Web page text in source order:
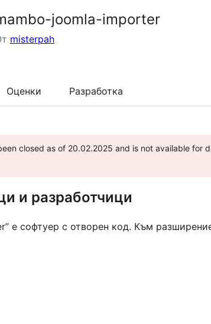
joomla-importer
misterpah
Оценки Разработка
closed as of 20.02.2025 and is not available for
и разработчици
е софтуер с отворен код. Към